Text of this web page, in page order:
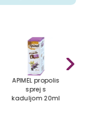
APIMEL propolis
sprej s
kaduljom 20ml